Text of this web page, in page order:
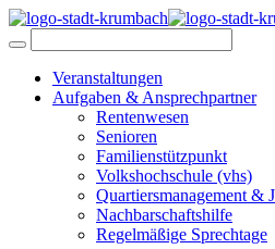
Veranstaltungen
Aufgaben & Ansprechpartner
Rentenwesen
Senioren
Familienstützpunkt
Volkshochschule (vhs)
Quartiersmanagement &
Nachbarschaftshilfe
Regelmäßige Sprechtage